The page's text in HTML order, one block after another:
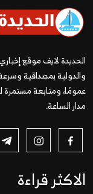
الحديدة لايف موقع
والدولية بمصداقية
عمومًا، ومتابعة مستمرة
مدار الساعة.
الاكثر قراءة